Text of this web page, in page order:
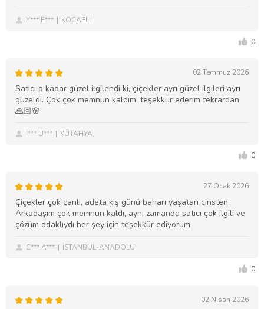
Y*** E*** KOCAELİ
0
02 Temmuz 2026
Satıcı o kadar güzel ilgilendi ki, çiçekler ayrı güzel ilgileri ayrı
güzeldi. Çok çok memnun kaldım, teşekkür ederim tekrardan
🙏🏻🌸
İ*** U*** KÜTAHYA
0
27 Ocak 2026
Çiçekler çok canlı, adeta kış günü baharı yaşatan cinsten.
Arkadaşım çok memnun kaldı, aynı zamanda satıcı çok ilgili ve
çözüm odaklıydı her şey için teşekkür ediyorum
C*** A*** İSTANBUL-ANADOLU
0
02 Nisan 2026